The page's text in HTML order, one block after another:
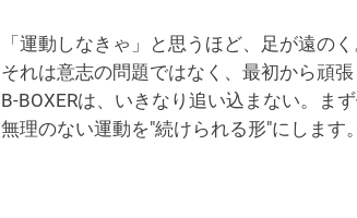
「運動しなきゃ」と思うほど、足が遠のく
それは意志の問題ではなく、最初から頑張
B-BOXERは、いきなり追い込まない。まず
無理のない運動を"続けられる形"にします。